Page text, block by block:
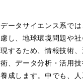
ータサイエンス系で
し、地球環境問題や
するため、情報技術
、データ分析・活用
成します。中でも、